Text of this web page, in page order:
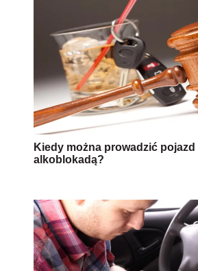
Kiedy można prowadzić pojazd
alkoblokadą?